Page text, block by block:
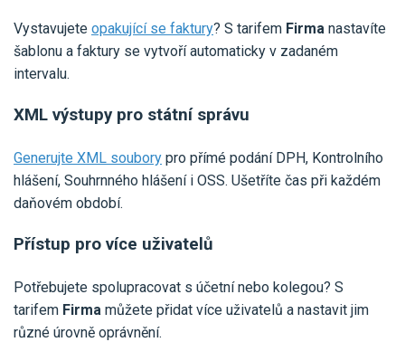
Vystavujete opakující se faktury? S tarifem Firma nastavíte
šablonu a faktury se vytvoří automaticky v zadaném
intervalu.
XML výstupy pro státní správu
Generujte XML soubory pro přímé podání DPH, Kontrolního
hlášení, Souhrnného hlášení i OSS. Ušetříte čas při každém
daňovém období.
Přístup pro více uživatelů
Potřebujete spolupracovat s účetní nebo kolegou? S
tarifem Firma můžete přidat více uživatelů a nastavit jim
různé úrovně oprávnění.